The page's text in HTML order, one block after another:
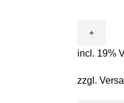
incl. 19%
zzgl.